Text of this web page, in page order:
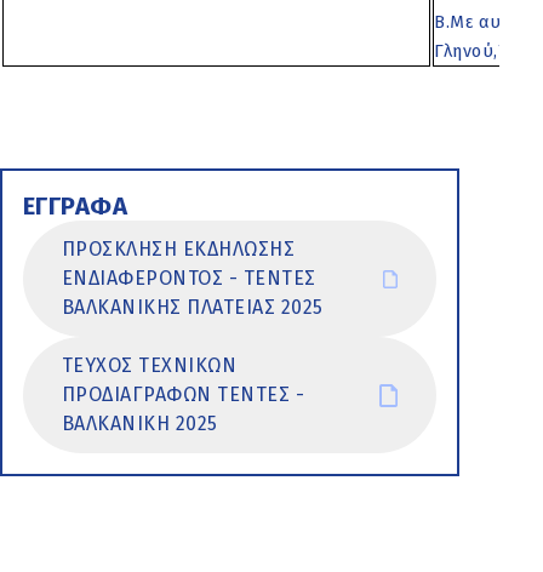
Β.Με
ΕΓΓΡΑΦΑ
ΠΡΟΣΚΛΗΣΗ ΕΚΔΗΛΩΣΗΣ
ΕΝΔΙΑΦΕΡΟΝΤΟΣ - ΤΕΝΤΕΣ
ΒΑΛΚΑΝΙΚΗΣ ΠΛΑΤΕΙΑΣ 2025
ΤΕΥΧΟΣ ΤΕΧΝΙΚΩΝ
ΠΡΟΔΙΑΓΡΑΦΩΝ ΤΕΝΤΕΣ -
ΒΑΛΚΑΝΙΚΗ 2025